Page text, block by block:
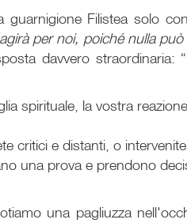
guarnigione Filistea solo
per noi, poiché nulla
davvero straordinaria: “
spirituale, la vostra
critici e distanti, o
una prova e prendono
una pagliuzza